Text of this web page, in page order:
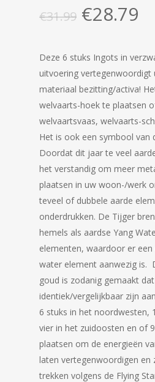
€31.99
was:
€31.99.
€28.79
Deze 6 stuks Ingots in
uitvoering vertegenwoordigt
materiaal bezitting/activa!
welvaarts-hoek te plaatsen
welvaartsvaas, welvaarts-
Het is ook een symbool van
Doordat dit jaar te veel
het verstandig om meer
plaatsen in uw woon-/werk
teveel of dubbele aarde
onderdrukken. De Tijger
hemels als aardse Yang
elementen, waardoor er
water element aanwezig is.
goud is zodanig gemaakt
identiek/vergelijkbaar zijn
6 stuks in het noordwesten,
vier in het zuidoosten en of
plaatsen om de energieën
laten vertegenwoordigen en
trekken volgens de Flying